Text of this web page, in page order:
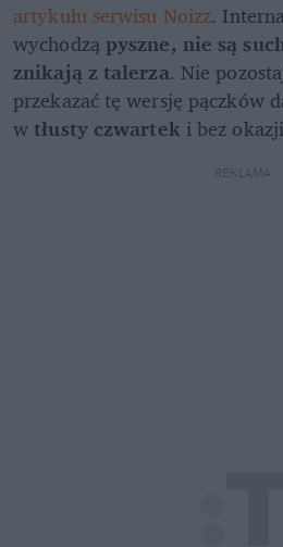
artykułu serwisu Noizz.
wychodzą pyszne, nie są
znikają z talerza. Nie
przekazać tę wersję pączków
w tłusty czwartek i bez
REKLAMA